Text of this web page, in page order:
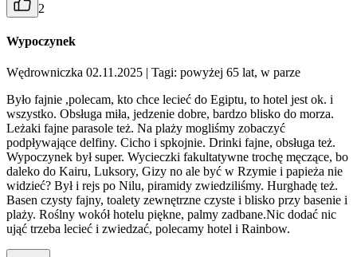
2
Wypoczynek
Wędrowniczka 02.11.2025 | Tagi: powyżej 65 lat, w parze
Było fajnie ,polecam, kto chce lecieć do Egiptu, to hotel jest ok. i
wszystko. Obsługa miła, jedzenie dobre, bardzo blisko do morza.
Leżaki fajne parasole też. Na plaży mogliśmy zobaczyć
podpływające delfiny. Cicho i spkojnie. Drinki fajne, obsługa też.
Wypoczynek był super. Wycieczki fakultatywne trochę męczące, bo
daleko do Kairu, Luksory, Gizy no ale być w Rzymie i papieża nie
widzieć? Był i rejs po Nilu, piramidy zwiedziliśmy. Hurghadę też.
Basen czysty fajny, toalety zewnętrzne czyste i blisko przy basenie i
plaży. Roślny wokół hotelu piękne, palmy zadbane.Nic dodać nic
ująć trzeba lecieć i zwiedzać, polecamy hotel i Rainbow.